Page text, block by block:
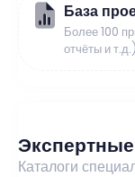
База
Более 100
отчёты и
Каталоги